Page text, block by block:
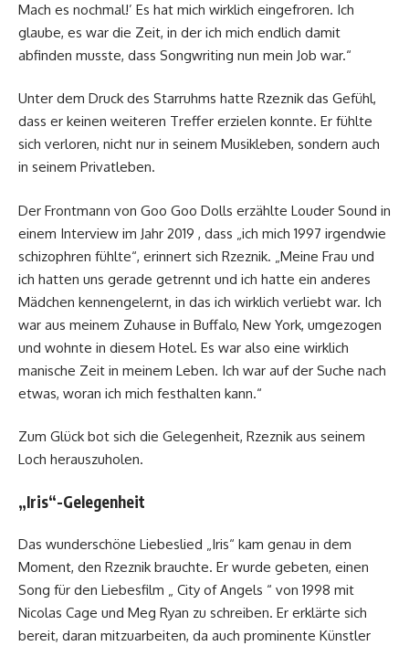
Mach es nochmal!’ Es hat mich wirklich eingefroren. Ich
glaube, es war die Zeit, in der ich mich endlich damit
abfinden musste, dass Songwriting nun mein Job war.“
Unter dem Druck des Starruhms hatte Rzeznik das Gefühl,
dass er keinen weiteren Treffer erzielen konnte. Er fühlte
sich verloren, nicht nur in seinem Musikleben, sondern auch
in seinem Privatleben.
Der Frontmann von Goo Goo Dolls erzählte Louder Sound in
einem Interview im Jahr 2019 , dass „ich mich 1997 irgendwie
schizophren fühlte“, erinnert sich Rzeznik. „Meine Frau und
ich hatten uns gerade getrennt und ich hatte ein anderes
Mädchen kennengelernt, in das ich wirklich verliebt war. Ich
war aus meinem Zuhause in Buffalo, New York, umgezogen
und wohnte in diesem Hotel. Es war also eine wirklich
manische Zeit in meinem Leben. Ich war auf der Suche nach
etwas, woran ich mich festhalten kann.“
Zum Glück bot sich die Gelegenheit, Rzeznik aus seinem
Loch herauszuholen.
„Iris“-Gelegenheit
Das wunderschöne Liebeslied „Iris“ kam genau in dem
Moment, den Rzeznik brauchte. Er wurde gebeten, einen
Song für den Liebesfilm „ City of Angels “ von 1998 mit
Nicolas Cage und Meg Ryan zu schreiben. Er erklärte sich
bereit, daran mitzuarbeiten, da auch prominente Künstler